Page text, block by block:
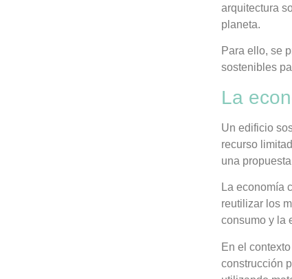
arquitectura
planeta.
Para ello, se
sostenibles
La
Un edificio
recurso
una
La economía
reutilizar los
consumo y la
En el
construcción